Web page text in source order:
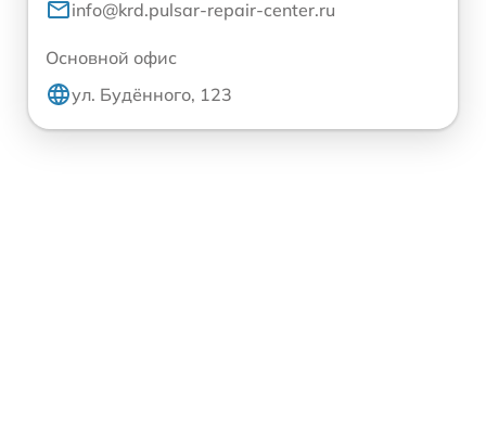
info@krd.pulsar-repair-center.ru
Основной офис
ул. Будённого, 123